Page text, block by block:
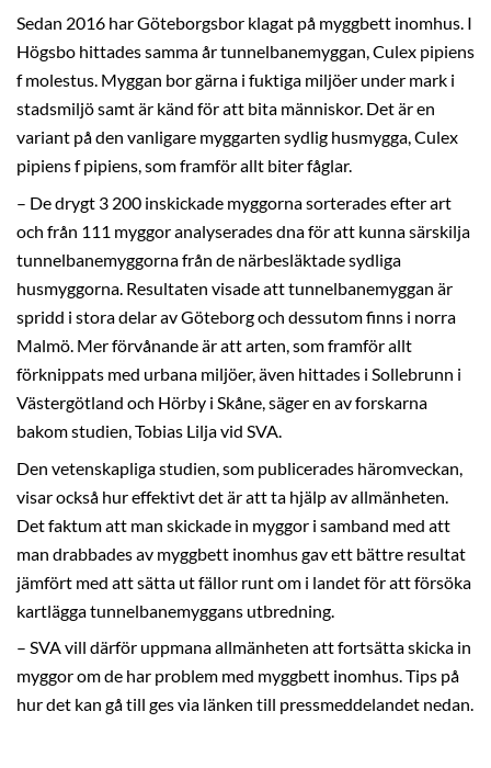
Sedan 2016 har Göteborgsbor klagat på myggbett inomhus. I
Högsbo hittades samma år tunnelbanemyggan, Culex pipiens
f molestus. Myggan bor gärna i fuktiga miljöer under mark i
stadsmiljö samt är känd för att bita människor. Det är en
variant på den vanligare myggarten sydlig husmygga, Culex
pipiens f pipiens, som framför allt biter fåglar.
– De drygt 3 200 inskickade myggorna sorterades efter art
och från 111 myggor analyserades dna för att kunna särskilja
tunnelbanemyggorna från de närbesläktade sydliga
husmyggorna. Resultaten visade att tunnelbanemyggan är
spridd i stora delar av Göteborg och dessutom finns i norra
Malmö. Mer förvånande är att arten, som framför allt
förknippats med urbana miljöer, även hittades i Sollebrunn i
Västergötland och Hörby i Skåne, säger en av forskarna
bakom studien, Tobias Lilja vid SVA.
Den vetenskapliga studien, som publicerades häromveckan,
visar också hur effektivt det är att ta hjälp av allmänheten.
Det faktum att man skickade in myggor i samband med att
man drabbades av myggbett inomhus gav ett bättre resultat
jämfört med att sätta ut fällor runt om i landet för att försöka
kartlägga tunnelbanemyggans utbredning.
– SVA vill därför uppmana allmänheten att fortsätta skicka in
myggor om de har problem med myggbett inomhus. Tips på
hur det kan gå till ges via länken till pressmeddelandet nedan.